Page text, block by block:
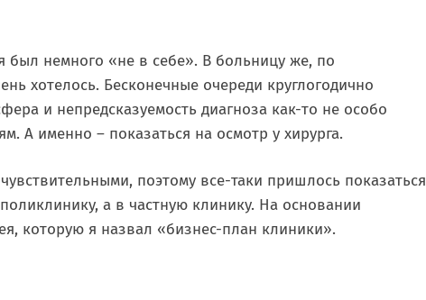
был немного «не в себе». В больницу же, по
хотелось. Бесконечные очереди круглогодично
и непредсказуемость диагноза как-то не особо
А именно – показаться на осмотр у хирурга.
поэтому все-таки пришлось показаться
а в частную клинику. На основании
которую я назвал «бизнес-план клиники».